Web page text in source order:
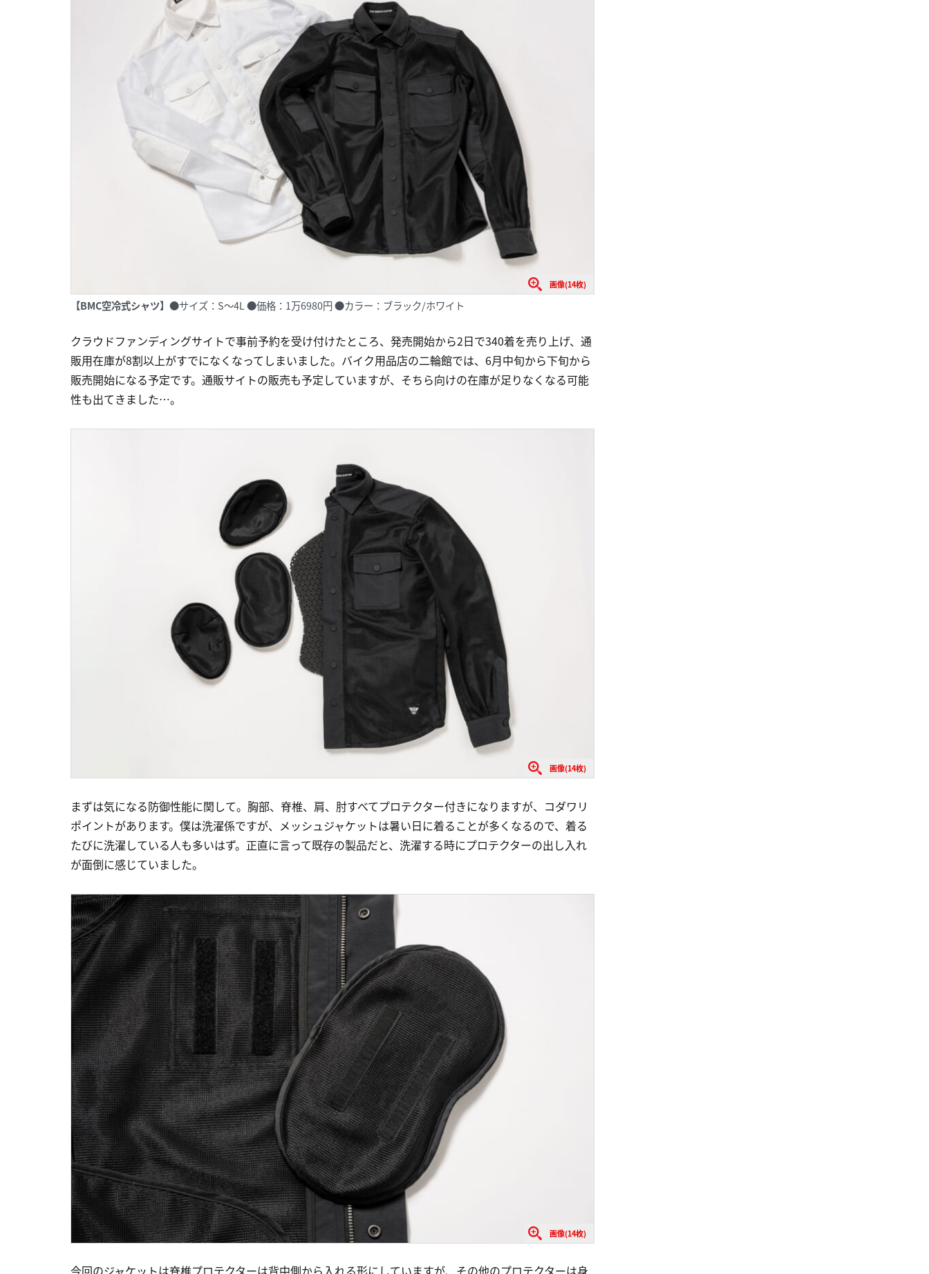
画像(14枚)
【BMC空冷式シャツ】 ●サイズ：S～4L ●価格：1万6980円 ●カラー：ブラック/ホワイト
クラウドファンディングサイトで事前予約を受け付けたところ、発売開始から2日で340着を売り上げ、通
販用在庫が8割以上がすでになくなってしまいました。バイク用品店の二輪館では、6月中旬から下旬から
販売開始になる予定です。通販サイトの販売も予定していますが、そちら向けの在庫が足りなくなる可能
性も出てきました…。
画像(14枚)
まずは気になる防御性能に関して。胸部、脊椎、肩、肘すべてプロテクター付きになりますが、コダワリ
ポイントがあります。僕は洗濯係ですが、メッシュジャケットは暑い日に着ることが多くなるので、着る
たびに洗濯している人も多いはず。正直に言って既存の製品だと、洗濯する時にプロテクターの出し入れ
が面倒に感じていました。
画像(14枚)